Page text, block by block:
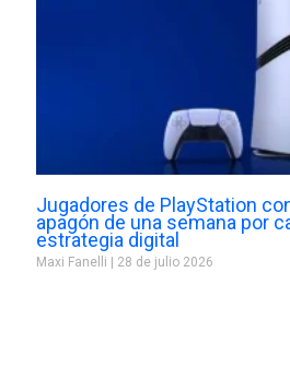
Jugadores de PlayStation
apagón de una semana por
estrategia digital
Maxi Fanelli 28 de julio 2026